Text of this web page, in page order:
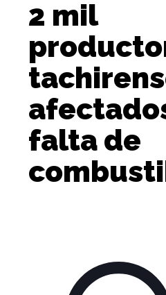
2 mil
falta de